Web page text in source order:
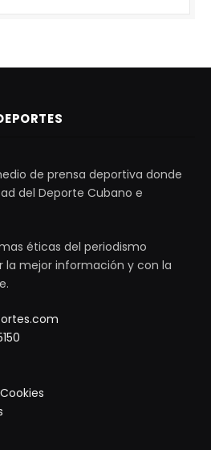
de prensa deportiva donde
del Deporte Cubano e
éticas del periodismo
la mejor información y con la